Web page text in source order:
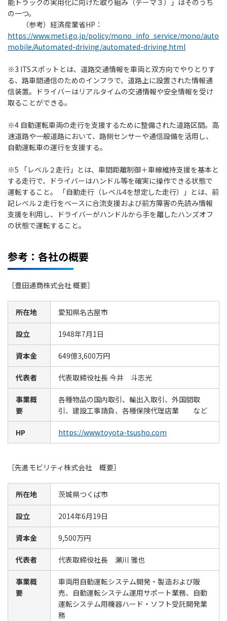
能トラックの実用化に向けた取り組み（テーマ３）」はそのうち
の一つ。
（参考）経済産業省HP：
https://www.meti.go.jp/policy/mono_info_service/mono/auto
mobile/Automated-driving/automated-driving.html
※3 ITSスポットとは、道路交通情報を車両と双方向でやりとりす
る、路車間通信のためのインフラで、道路上に設置された情報通
信装置。ドライバーはリアルタイムの交通情報や安全情報を受け
取ることができる。
※4 自動運転車両の走行を支援するために整備された道路区間。高
速道路や一般道路において、路側センサーや通信設備を活用し、
自動運転車の運行を支援する。
※5 「レベル２走行」とは、車間距離制御＋車線維持支援を基本と
する走行で、ドライバーはハンドル等を確実に操作できる状態で
運転すること。 「自動走行（レベル4を想定した走行）」とは、前
記レベル２走行をベースに合流支援および前方障害の先読み情報
支援を利用し、ドライバーがハンドルから手を離したハンズオフ
の状態で運転すること。
参考：各社の概要
［豊田通商株式会社 概要］
所在地 愛知県名古屋市
設立 1948年7月1日
資本金 649億3,600万円
代表者 代表取締役社長 今井 斗志光
事業概
要
各種物品の国内取引、輸出入取引、外国間取
引、建設工事請負、各種保険代理店業 など
HP https://www.toyota-tsusho.com
［先進モビリティ株式会社 概要］
所在地 茨城県つくば市
設立 2014年6月19日
資本金 9,500万円
代表者 代表取締役社長 瀬川 雅也
事業概
要
車両用自動運転システム開発・製造および販
売、自動運転システム運用サポート業務、自動
運転システム用機器ハード・ソフト受託開発業
務